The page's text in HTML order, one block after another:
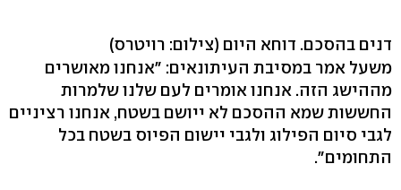
דנים בהסכם. דוחא היום (צילום: רויטרס)
משעל אמר במסיבת העיתונאים: "אנחנו מאושרים
מההישג הזה. אנחנו אומרים לעם שלנו שלמרות
החששות שמא ההסכם לא ייושם בשטח, אנחנו רציניים
לגבי סיום הפילוג ולגבי יישום הפיוס בשטח בכל
התחומים".